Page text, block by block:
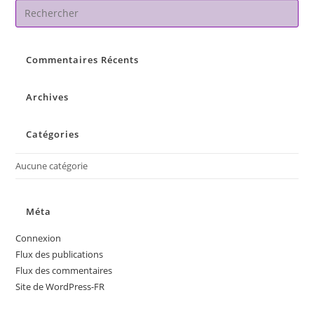
Commentaires Récents
Archives
Catégories
Aucune catégorie
Méta
Connexion
Flux des publications
Flux des commentaires
Site de WordPress-FR